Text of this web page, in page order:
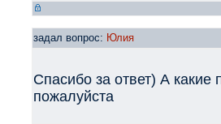
задал вопрос: Юлия
Спасибо за ответ) А
пожалуйста